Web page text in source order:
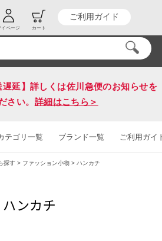
イページ カート
ご利用ガイド
#送料無料
遅延】詳しくは佐川急便のお知らせを
さい。 詳細はこちら＞
テゴリ一覧 ブランド一覧 ご利用ガイ
探す ファッション小物 ハンカチ
ハンカチ